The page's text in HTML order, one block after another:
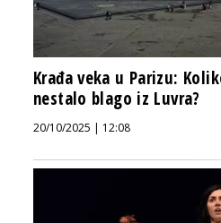
Krađa veka u Parizu:
nestalo blago iz Luvra?
20/10/2025 | 12:08